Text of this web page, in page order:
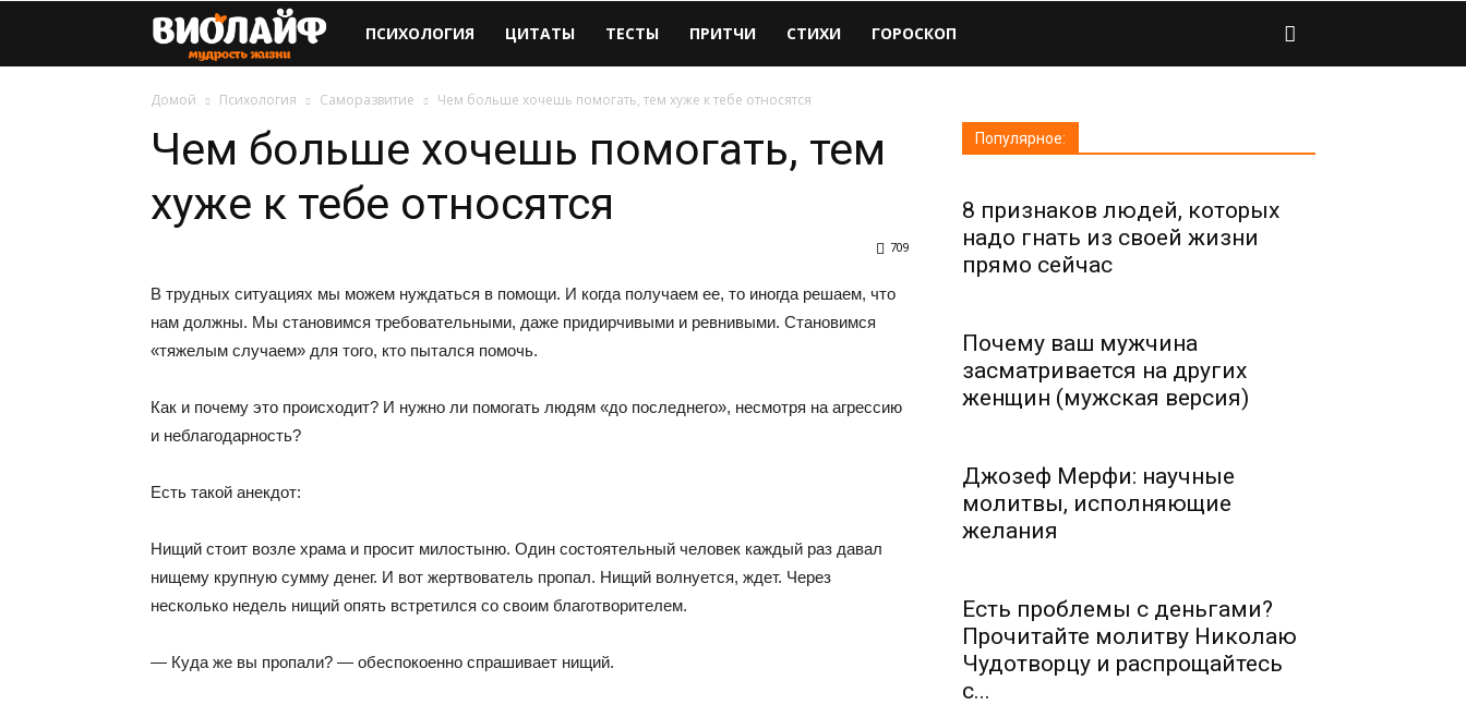
Виолайф
ПСИХОЛОГИЯ ЦИТАТЫ ТЕСТЫ ПРИТЧИ СТИХИ ГОРОСКОП
Домой Психология Саморазвитие Чем больше хочешь помогать, тем хуже к тебе относятся
Чем больше хочешь помогать, тем
хуже к тебе относятся
709
В трудных ситуациях мы можем нуждаться в помощи. И когда получаем ее, то иногда решаем, что
нам должны. Мы становимся требовательными, даже придирчивыми и ревнивыми. Становимся
«тяжелым случаем» для того, кто пытался помочь.
Как и почему это происходит? И нужно ли помогать людям «до последнего», несмотря на агрессию
и неблагодарность?
Есть такой анекдот:
Нищий стоит возле храма и просит милостыню. Один состоятельный человек каждый раз давал
нищему крупную сумму денег. И вот жертвователь пропал. Нищий волнуется, ждет. Через
несколько недель нищий опять встретился со своим благотворителем.
— Куда же вы пропали? — обеспокоенно спрашивает нищий.
Популярное:
8 признаков людей, которых
надо гнать из своей жизни
прямо сейчас
Почему ваш мужчина
засматривается на других
женщин (мужская версия)
Джозеф Мерфи: научные
молитвы, исполняющие
желания
Есть проблемы с деньгами?
Прочитайте молитву Николаю
Чудотворцу и распрощайтесь
с...